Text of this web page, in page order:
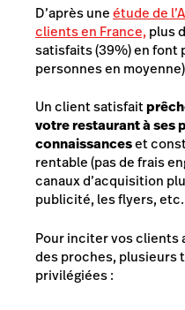
D’après uneétude de
clients en France, plus
satisfaits (39%) en font
personnes en
Un client satisfait
votre restaurant à ses
connaissanceset
rentable (pas de frais
canaux d’acquisition
publicité, les flyers, etc.
Pour inciter vos clients
des proches, plusieurs
privilégiées :